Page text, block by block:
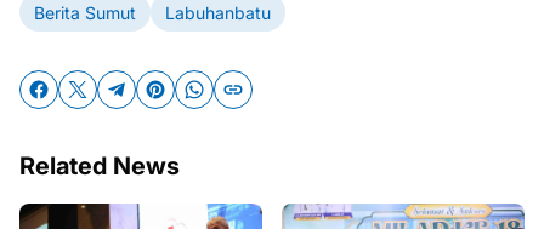
Berita Sumut Labuhanbatu
Related News